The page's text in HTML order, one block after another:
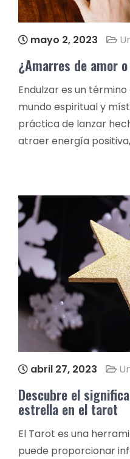
mayo 2, 2023
¿Amarres de amor
Endulzar es un
mundo espiritual y
práctica de lanzar
atraer energía
abril 27, 2023
Descubre el
estrella en el tarot
El Tarot es una
puede proporcionar